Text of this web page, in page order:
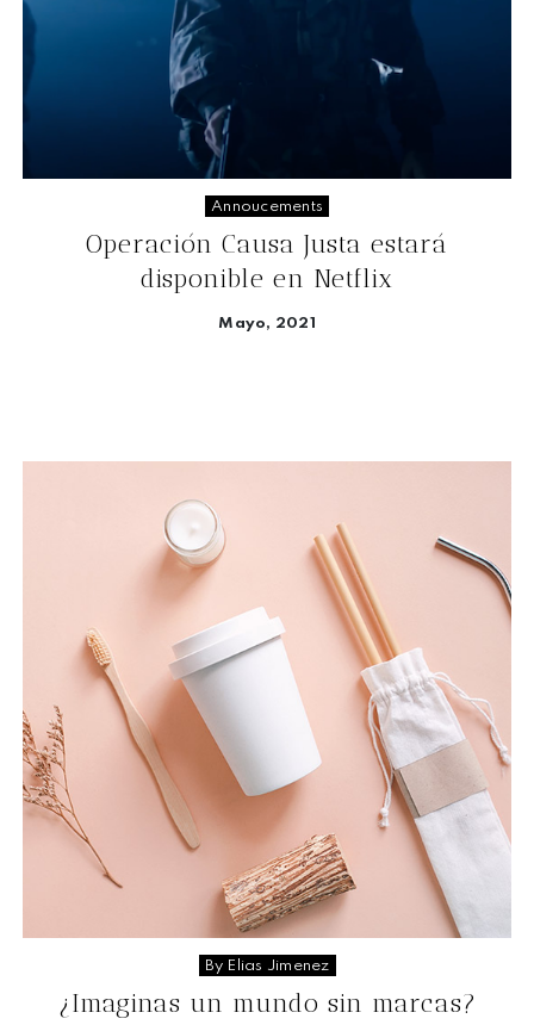
Annoucements
Operación Causa Justa estará
disponible en Netflix
Mayo, 2021
By Elias Jimenez
¿Imaginas un mundo sin marcas?